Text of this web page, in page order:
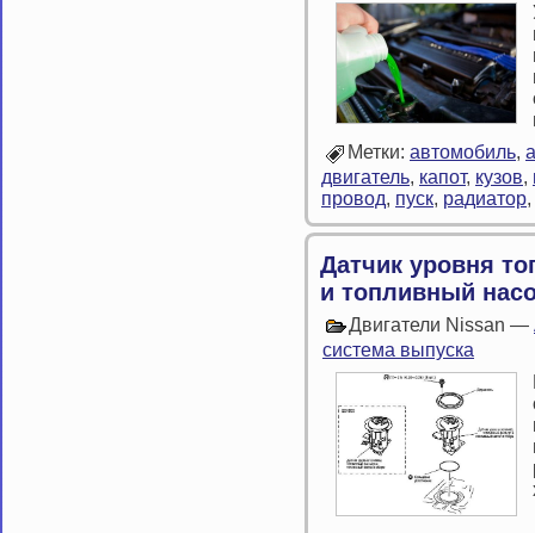
Метки: автомобиль,
двигатель, капот, кузов,
провод, пуск, радиатор,
Датчик уровня
и топливный
Двигатели Nissan —
система выпуска